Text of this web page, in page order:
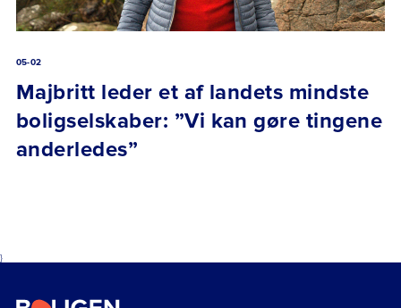
05-02
Majbritt leder et af landets mindste
boligselskaber: ”Vi kan gøre tingene
anderledes”
}